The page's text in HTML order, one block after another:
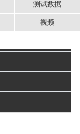
测试数据
视频
光学研究平